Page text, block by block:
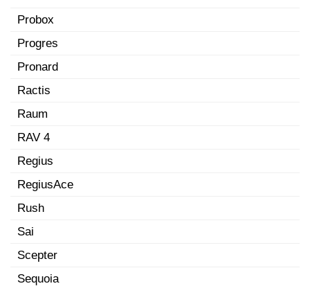
Probox
Progres
Pronard
Ractis
Raum
RAV 4
Regius
RegiusAce
Rush
Sai
Scepter
Sequoia